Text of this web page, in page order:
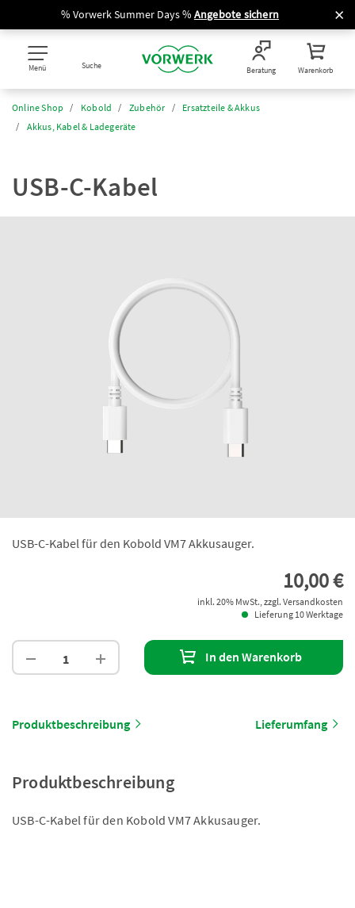
% Vorwerk Summer Days % Angebote sichern
Menü Suche Beratung Warenkorb
Online Shop Kobold Zubehör
Ersatzteile & Akkus
Akkus, Kabel & Ladegeräte
USB-C-Kabel
USB-C-Kabel für den Kobold VM7 Akkusauger.
10,00 €
inkl. 20% MwSt., zzgl. Versandkosten
Lieferung 10 Werktage
In den Warenkorb
Produktbeschreibung Lieferumfang
Produktbeschreibung
USB-C-Kabel für den Kobold VM7 Akkusauger.